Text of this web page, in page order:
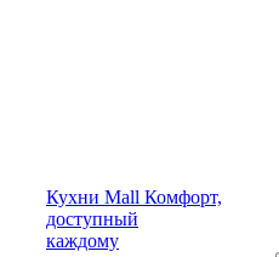
Кухни Mall Комфорт,
доступный
каждому